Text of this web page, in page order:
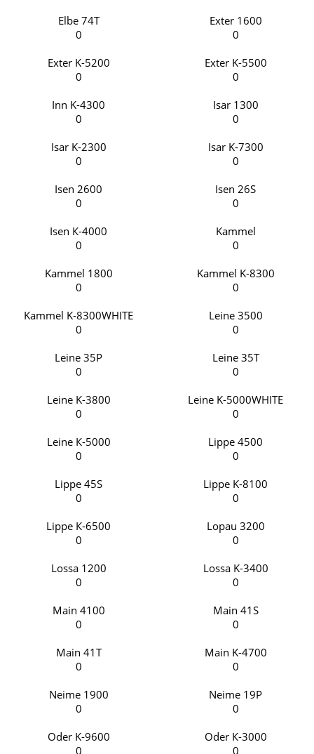
Elbе 74T
0
Exter 1600
0
Exter K-5200
0
Exter K-5500
0
Inn K-4300
0
Isar 1300
0
Isar K-2300
0
Isar K-7300
0
Isen 2600
0
Isen 26S
0
Isen К-4000
0
Kammel
0
Kammel 1800
0
Kammel K-8300
0
Kammel K-8300WHITE
0
Leine 3500
0
Leine 35P
0
Leine 35T
0
Leine K-3800
0
Leine K-5000WHITE
0
Leine К-5000
0
Lippe 4500
0
Lippe 45S
0
Lippe K-8100
0
Lippe К-6500
0
Lopau 3200
0
Lossa 1200
0
Lossa K-3400
0
Main 4100
0
Main 41S
0
Main 41T
0
Main K-4700
0
Neime 1900
0
Neime 19P
0
Oder K-9600
0
Oder К-3000
0